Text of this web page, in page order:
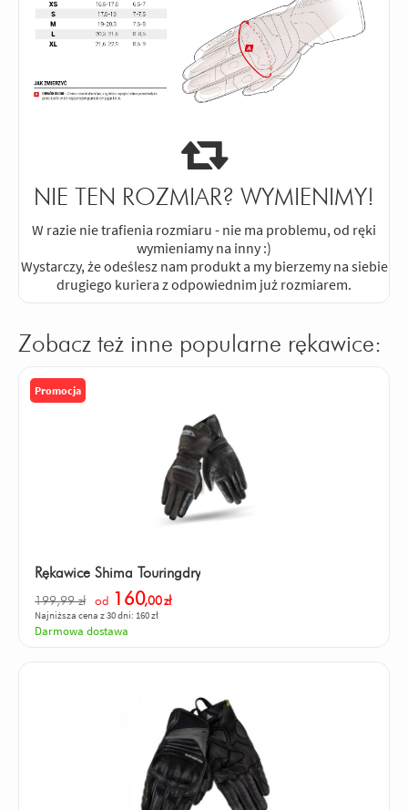
NIE TEN ROZMIAR? WYMIENIMY!
W razie nie trafienia rozmiaru - nie ma problemu, od ręki
wymieniamy na inny :)
Wystarczy, że odeślesz nam produkt a my bierzemy na siebie
drugiego kuriera z odpowiednim już rozmiarem.
Zobacz też inne popularne rękawice:
Promocja
Rękawice Shima Touringdry
199,99 zł od 160,00zł
Najniższa cena z 30 dni: 160 zł
Darmowa dostawa